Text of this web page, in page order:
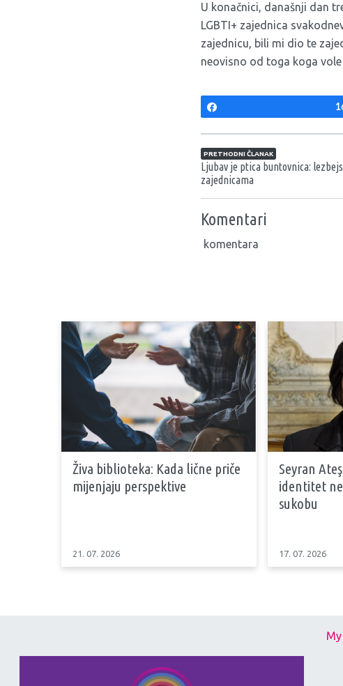
U konačnici, današnji dan
LGBTI+ zajednica
zajednicu, bili mi dio te
neovisno od toga koga vole
Navigacija članaka
PRETHODNI ČLANAK
Ljubav je ptica buntovnica:
zajednicama
Komentari
komentara
Živa biblioteka: Kada lične priče
mijenjaju perspektive
21. 07. 2026
Seyran
identitet
sukobu
17. 07. 2026